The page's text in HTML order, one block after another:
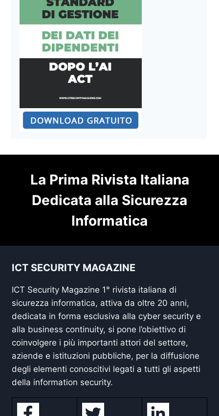
La Prima Rivista Italiana
Dedicata alla Sicurezza
Informatica
ICT SECURITY MAGAZINE
ICT Security Magazine 1° rivista italiana di
sicurezza informatica, attiva da oltre 20 anni,
dedicata in forma esclusiva alla cyber security e
alla business continuity, si pone l’obiettivo di
coinvolgere i più importanti attori del settore,
aziende e istituzioni pubbliche, per la diffusione
degli elementi conoscitivi legati a tutti gli aspetti
della information security.